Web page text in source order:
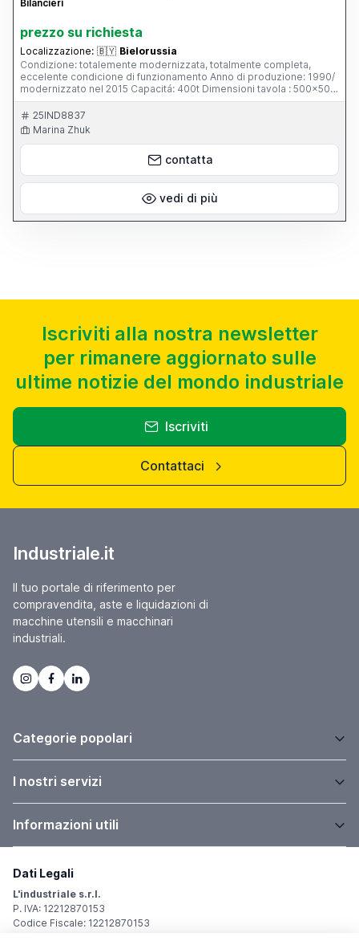
Bilancieri
prezzo su richiesta
Localizzazione: 🇧🇾 Bielorussia
Condizione: totalemente modernizzata, totalmente completa,
eccelente condicione di funzionamento Anno di produzione: 1990/
modernizzato nel 2015 Capacitá: 400t Dimensioni tavola : 500x500
mm Corsa slitta : 130 mm Skype: marinazhuk2411
25IND8837
Marina Zhuk
contatta
vedi di più
Iscriviti alla nostra newsletter
per rimanere aggiornato sulle
ultime notizie del mondo industriale
Iscriviti
Contattaci
Industriale.it
Il tuo portale di riferimento per
compravendita, aste e liquidazioni di
macchine utensili e macchinari
industriali.
Categorie popolari
I nostri servizi
Informazioni utili
Dati Legali
L'industriale s.r.l.
P. IVA: 12212870153
Codice Fiscale: 12212870153